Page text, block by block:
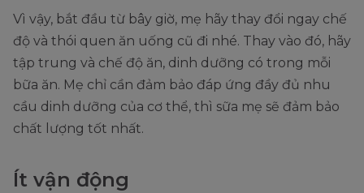
Vì vậy, bắt đầu từ bây giờ, mẹ hãy thay đổi ngay chế
độ và thói quen ăn uống cũ đi nhé. Thay vào đó, hãy
tập trung và chế độ ăn, dinh dưỡng có trong mỗi
bữa ăn. Mẹ chỉ cần đảm bảo đáp ứng đầy đủ nhu
cầu dinh dưỡng của cơ thể, thì sữa mẹ sẽ đảm bảo
chất lượng tốt nhất.
Ít vận động